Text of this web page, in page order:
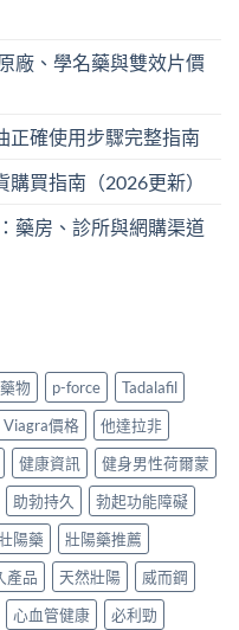
廠、學名藥與雙效片價
正確使用步驟完整指南
買指南（2026更新）
藥房、診所與網購渠道
物 p-force
Tadalafil
Viagra價格
他達拉非
健康資訊
健身男性荷爾蒙
助勃持久
勃起功能障礙
陽藥
壯陽藥推薦
產品 天然壯陽
威而鋼
心血管健康 必利勁